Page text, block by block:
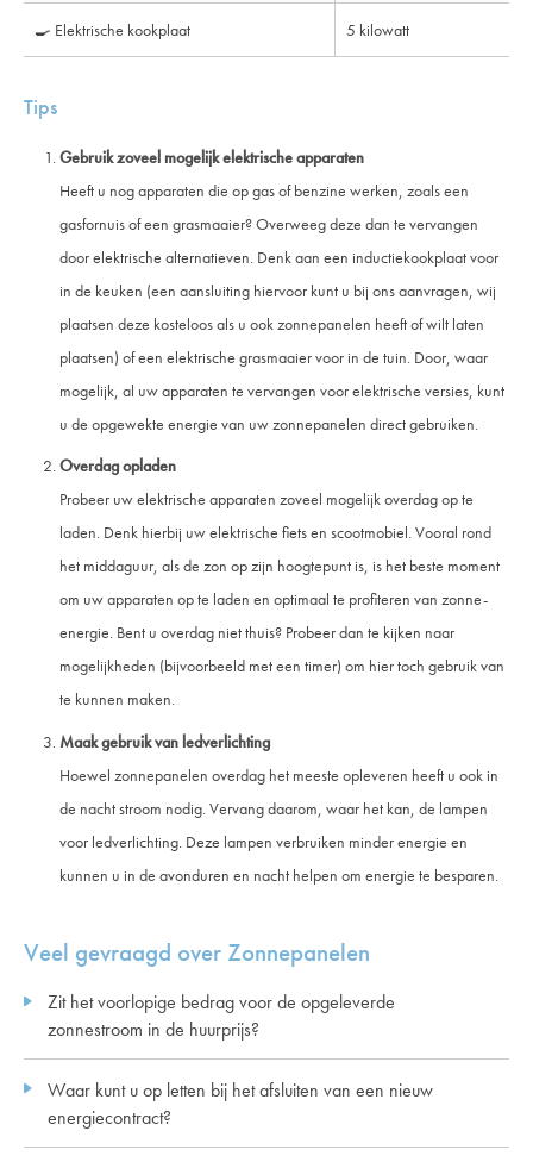
🍳 Elektrische kookplaat 5 kilowatt
Tips
Gebruik zoveel mogelijk elektrische apparaten
Heeft u nog apparaten die op gas of benzine werken, zoals een
gasfornuis of een grasmaaier? Overweeg deze dan te vervangen
door elektrische alternatieven. Denk aan een inductiekookplaat voor
in de keuken (een aansluiting hiervoor kunt u bij ons aanvragen, wij
plaatsen deze kosteloos als u ook zonnepanelen heeft of wilt laten
plaatsen) of een elektrische grasmaaier voor in de tuin. Door, waar
mogelijk, al uw apparaten te vervangen voor elektrische versies, kunt
u de opgewekte energie van uw zonnepanelen direct gebruiken.
Overdag opladen
Probeer uw elektrische apparaten zoveel mogelijk overdag op te
laden. Denk hierbij uw elektrische fiets en scootmobiel. Vooral rond
het middaguur, als de zon op zijn hoogtepunt is, is het beste moment
om uw apparaten op te laden en optimaal te profiteren van zonne-
energie. Bent u overdag niet thuis? Probeer dan te kijken naar
mogelijkheden (bijvoorbeeld met een timer) om hier toch gebruik van
te kunnen maken.
Maak gebruik van ledverlichting
Hoewel zonnepanelen overdag het meeste opleveren heeft u ook in
de nacht stroom nodig. Vervang daarom, waar het kan, de lampen
voor ledverlichting. Deze lampen verbruiken minder energie en
kunnen u in de avonduren en nacht helpen om energie te besparen.
Veel gevraagd over Zonnepanelen
Zit het voorlopige bedrag voor de opgeleverde
zonnestroom in de huurprijs?
Waar kunt u op letten bij het afsluiten van een nieuw
energiecontract?